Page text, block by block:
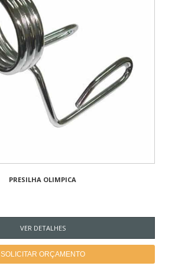
PRESILHA OLIMPICA
VER DETALHES
SOLICITAR ORÇAMENTO